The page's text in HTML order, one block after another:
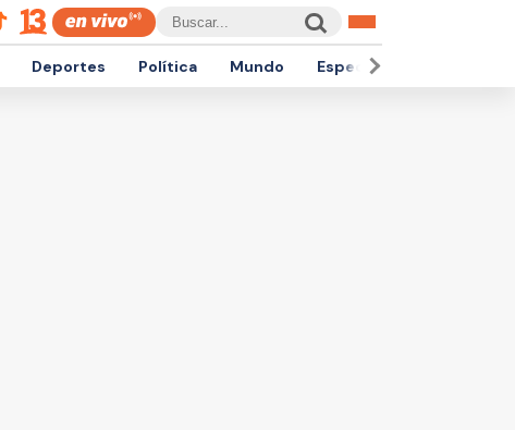
Deportes Política Mundo Espectáculos